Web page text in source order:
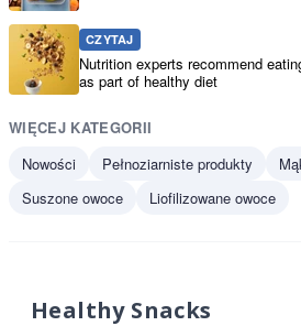
CZYTAJ
Nutrition experts recommend
as part of healthy diet
WIĘCEJ KATEGORII
Nowości
Pełnoziarniste produkty
Suszone owoce
Liofilizowane owoce
Healthy Snacks